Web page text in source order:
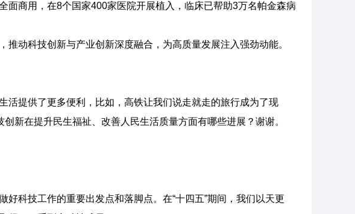
面商用，在8个国家400家医院开展植入，临床已帮助3万名帕金森病
动科技创新与产业创新深度融合，为高质量发展注入强劲动能。
提供了更多便利，比如，高铁让我们说走就走的旅行成为了现
新在提升民生福祉、改善人民生活质量方面有哪些进展？谢谢。
科技工作的重要出发点和落脚点。在“十四五”期间，我们以天更